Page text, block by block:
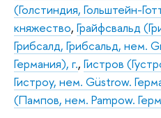
(Голстиндия, Гольштейн-
княжество, Грайфсвальд
Грибсалд, Грибсальд, нем.
Германия), г., Гистров
Гистроу, нем. Güstrow.
(Пампов, нем. Pampow.